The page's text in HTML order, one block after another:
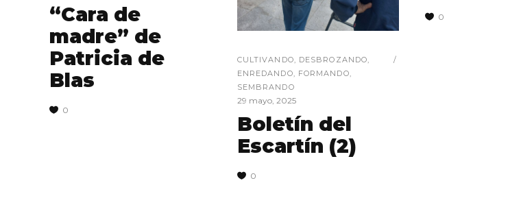
“Cara de
madre” de
Patricia de
Blas
0
CULTIVANDO, DESBROZANDO,
ENREDANDO, FORMANDO,
SEMBRANDO
29 mayo, 2025
Boletín del
Escartín (2)
0
0